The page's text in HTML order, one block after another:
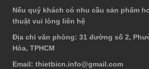
Nếu quý khách có nhu cầu sản phẩm
thuật vui lòng liên hệ
Địa chỉ văn phòng: 31 đường số 2,
Hòa, TPHCM
Email: thietbicn.info@gmail.com